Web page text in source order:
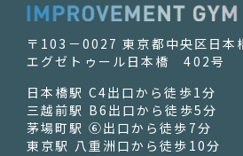
〒103－0027 東京都中央区日本
エグゼトゥール日本橋 402号
日本橋駅 C4出口から徒歩1分
三越前駅 B6出口から徒歩5分
茅場町駅 ⑥出口から徒歩7分
東京駅 八重洲口から徒歩10分